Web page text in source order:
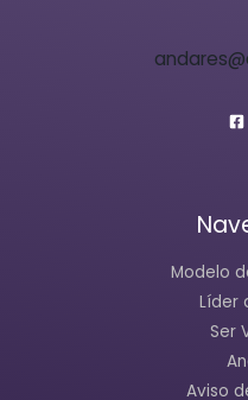
Modelo
Líder
Ser
Aviso